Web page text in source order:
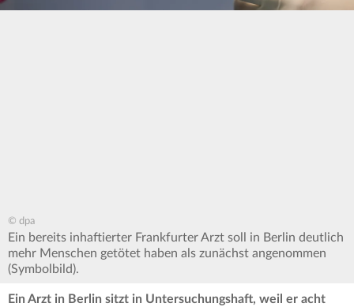
© dpa
Ein bereits inhaftierter Frankfurter Arzt soll in Berlin deutlich
mehr Menschen getötet haben als zunächst angenommen
(Symbolbild).
Ein Arzt in Berlin sitzt in Untersuchungshaft, weil er acht